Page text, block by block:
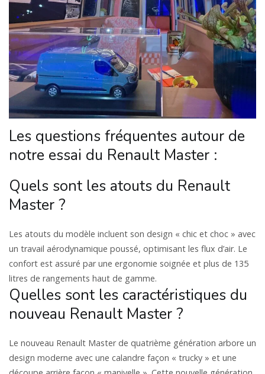
Les questions fréquentes autour de
notre essai du Renault Master :
Quels sont les atouts du Renault
Master ?
Les atouts du modèle incluent son design « chic et choc » avec
un travail aérodynamique poussé, optimisant les flux d’air. Le
confort est assuré par une ergonomie soignée et plus de 135
litres de rangements haut de gamme. ​​
Quelles sont les caractéristiques du
nouveau Renault Master ?
Le nouveau Renault Master de quatrième génération arbore un
design moderne avec une calandre façon « trucky » et une